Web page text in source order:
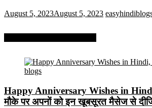
August 5, 2023August 5, 2023
Happy Anniversary Wishes in Hindi
मौके पर अपनों को इन खूबसूरत मैसेज से